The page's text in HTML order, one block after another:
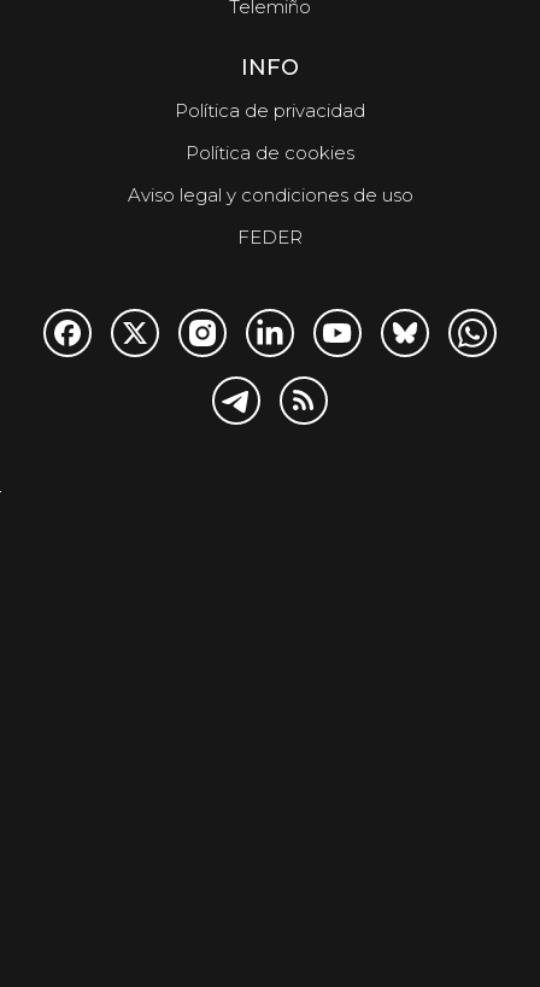
Telemiño
INFO
Política de privacidad
Política de cookies
Aviso legal y condiciones de uso
FEDER